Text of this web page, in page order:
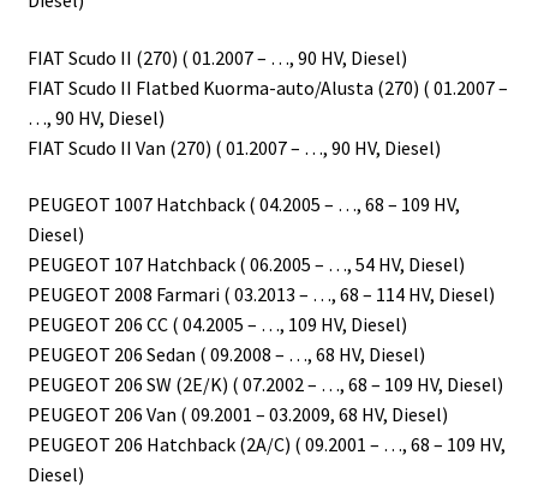
FIAT Scudo II (270) ( 01.2007 – …, 90 HV, Diesel)
FIAT Scudo II Flatbed Kuorma-auto/Alusta (270) ( 01.2007 –
…, 90 HV, Diesel)
FIAT Scudo II Van (270) ( 01.2007 – …, 90 HV, Diesel)
PEUGEOT 1007 Hatchback ( 04.2005 – …, 68 – 109 HV,
Diesel)
PEUGEOT 107 Hatchback ( 06.2005 – …, 54 HV, Diesel)
PEUGEOT 2008 Farmari ( 03.2013 – …, 68 – 114 HV, Diesel)
PEUGEOT 206 CC ( 04.2005 – …, 109 HV, Diesel)
PEUGEOT 206 Sedan ( 09.2008 – …, 68 HV, Diesel)
PEUGEOT 206 SW (2E/K) ( 07.2002 – …, 68 – 109 HV, Diesel)
PEUGEOT 206 Van ( 09.2001 – 03.2009, 68 HV, Diesel)
PEUGEOT 206 Hatchback (2A/C) ( 09.2001 – …, 68 – 109 HV,
Diesel)